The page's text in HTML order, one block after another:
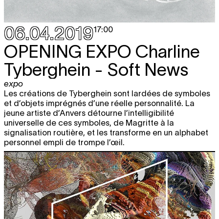
OPERA CAPTURE CLUBBING
19:00 - 22:00
party
free
sam.
20.04
TAMAR GUIMARÃES
12:00 - 22:00
looped screening
CHARLINE TYBERGHEINSoft News
12:00 - 18:00
LOWUP NIGHT Ahadadream + Juba
+ Famous Eno
22:00 - 05:00
nightlife
mar.
23.04
BACK TO BLACKRetelling Black
Radicalism for the 21st Century
17:30 - 19:30
présentation littéraire
free
mer.
24.04
GERALD MACHONA & TANKISO
MAMABOLOSurvive
looped screening
free
06.04.201917:00
OPENING EXPO Charline
Tyberghein - Soft News
expo
Les créations de Tyberghein sont lardées de symboles
et d’objets imprégnés d’une réelle personnalité. La
jeune artiste d’Anvers détourne l’intelligibilité
universelle de ces symboles, de Magritte à la
signalisation routière, et les transforme en un alphabet
personnel empli de trompe l’œil.